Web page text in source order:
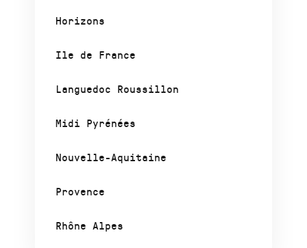
Horizons
Ile de France
Languedoc Roussillon
Midi Pyrénées
Nouvelle-Aquitaine
Provence
Rhône Alpes